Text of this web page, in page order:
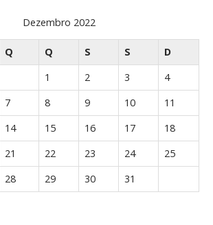
Dezembro 2022
Q Q S S
D
1
2 3
4
7 8 9 10
11
14 15 16 17
18
21 22 23 24
25
28 29 30
31